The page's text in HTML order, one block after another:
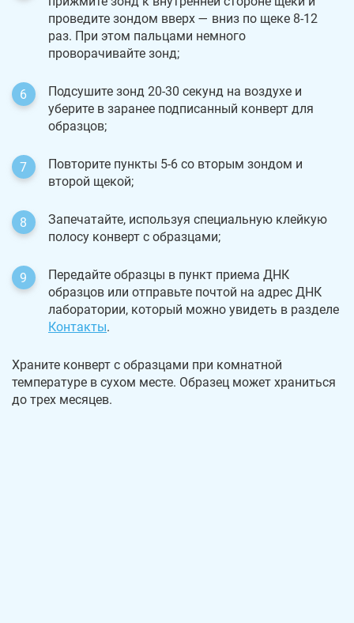
проведите зондом вверх — вниз по щеке 8-12
раз. При этом пальцами немного
проворачивайте зонд;
Подсушите зонд 20-30 секунд на воздухе и
уберите в заранее подписанный конверт для
образцов;
Повторите пункты 5-6 со вторым зондом и
второй щекой;
Запечатайте, используя специальную клейкую
полосу конверт с образцами;
Передайте образцы в пункт приема ДНК
образцов или отправьте почтой на адрес ДНК
лаборатории, который можно увидеть в разделе
Контакты.
Храните конверт с образцами при комнатной
температуре в сухом месте. Образец может храниться
до трех месяцев.